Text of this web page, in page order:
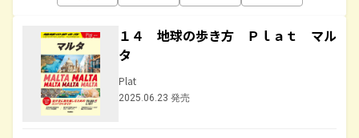
１４ 地球の歩き方 Ｐｌａｔ マル
タ
Plat
2025.06.23 発売